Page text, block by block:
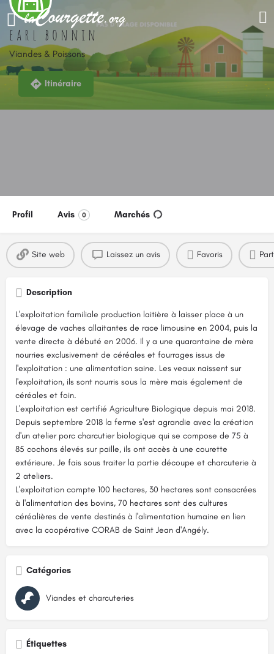
earl bonnin
Viandes & Poissons
Itinéraire
Profil Avis 0 Marchés
Site web Laissez un avis Favoris
Description
L'exploitation familiale production laitière à laisser place à un
élevage de vaches allaitantes de race limousine en 2004, puis la
vente directe à débuté en 2006. Il y a une quarantaine de mère
nourries exclusivement de céréales et fourrages issus de
l'exploitation : une alimentation saine. Les veaux naissent sur
l'exploitation, ils sont nourris sous la mère mais également de
céréales et foin.
L'exploitation est certifié Agriculture Biologique depuis mai 2018.
Depuis septembre 2018 la ferme s'est agrandie avec la création
d'un atelier porc charcutier biologique qui se compose de 75 à
85 cochons élevés sur paille, ils ont accès à une courette
extérieure. Je fais sous traiter la partie découpe et charcuterie à
2 ateliers.
L'exploitation compte 100 hectares, 30 hectares sont consacrées
à l'alimentation des bovins, 70 hectares sont des cultures
céréalières de vente destinés à l'alimentation humaine en lien
avec la coopérative CORAB de Saint Jean d'Angély.
Catégories
Viandes et charcuteries
Étiquettes